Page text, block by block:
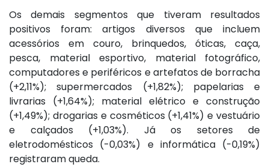
Os demais segmentos que tiveram resultados
positivos foram: artigos diversos que incluem
acessórios em couro, brinquedos, óticas, caça,
pesca, material esportivo, material fotográfico,
computadores e periféricos e artefatos de borracha
(+2,11%); supermercados (+1,82%); papelarias e
livrarias (+1,64%); material elétrico e construção
(+1,49%); drogarias e cosméticos (+1,41%) e vestuário
e calçados (+1,03%). Já os setores de
eletrodomésticos (-0,03%) e informática (-0,19%)
registraram queda.